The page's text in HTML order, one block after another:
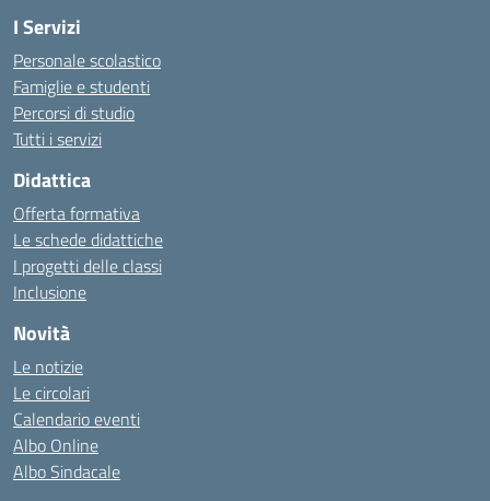
I Servizi
Personale scolastico
Famiglie e studenti
Percorsi di studio
Tutti i servizi
Didattica
Offerta formativa
Le schede didattiche
I progetti delle classi
Inclusione
Novità
Le notizie
Le circolari
Calendario eventi
Albo Online
Albo Sindacale